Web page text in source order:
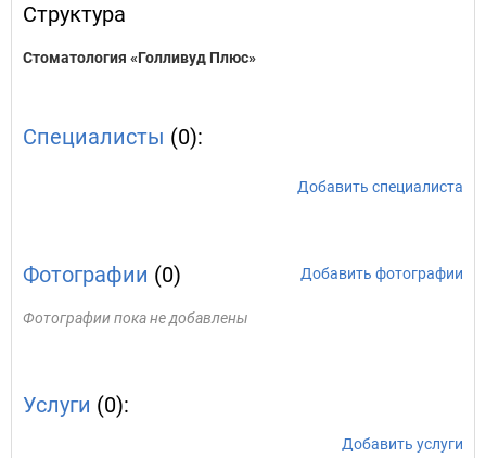
Структура
Стоматология «Голливуд Плюс»
Специалисты (0):
Добавить специалиста
Фотографии (0) Добавить фотографии
Фотографии пока не добавлены
Услуги (0):
Добавить услуги